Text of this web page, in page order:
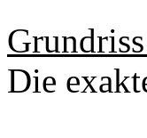
Die